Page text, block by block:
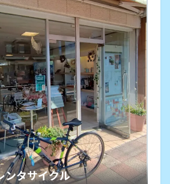
ンタサイクル